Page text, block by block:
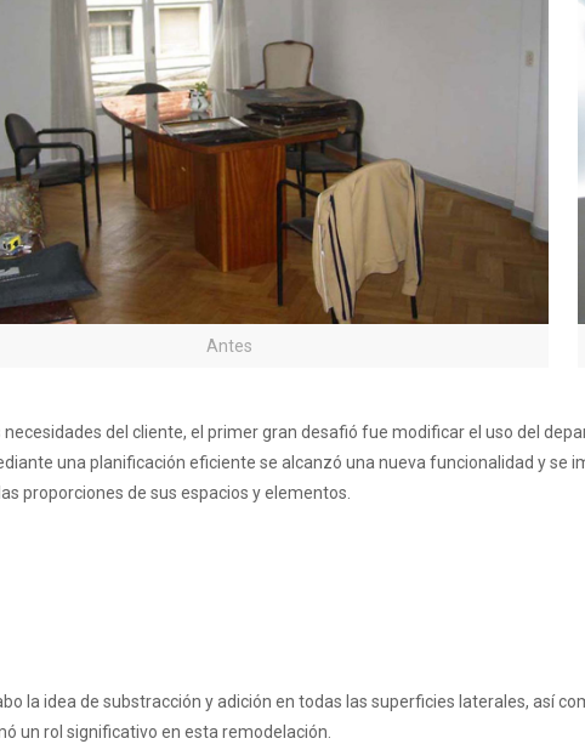
Antes
necesidades del cliente, el primer gran desafió fue modificar el uso del
una planificación eficiente se alcanzó una nueva funcionalidad y se
proporciones de sus espacios y elementos.
la idea de substracción y adición en todas las superficies laterales, así
un rol significativo en esta remodelación.